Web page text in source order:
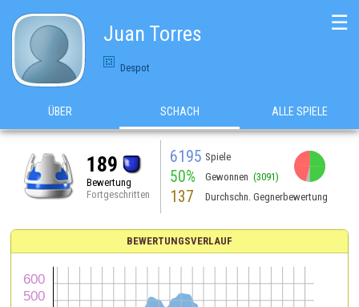
Juan Torres
Despot
☰
ÜBER SCHACH ALLE SPIELE
189
Bewertung
Fortgeschritten
6195 Spiele
50% Gewonnen (3091)
137 Durchschn. Gegnerbewertung
BEWERTUNGSVERLAUF